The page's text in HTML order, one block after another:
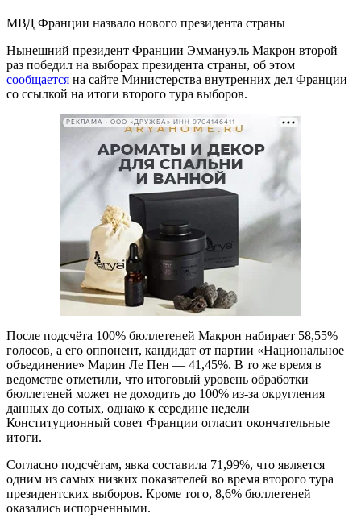
МВД Франции назвало нового президента страны
Нынешний президент Франции Эммануэль Макрон второй
раз победил на выборах президента страны, об этом
сообщается на сайте Министерства внутренних дел Франции
со ссылкой на итоги второго тура выборов.
РЕКЛАМА • ООО «ДРУЖБА» ИНН 9704146411
После подсчёта 100% бюллетеней Макрон набирает 58,55%
голосов, а его оппонент, кандидат от партии «Национальное
объединение» Марин Ле Пен — 41,45%. В то же время в
ведомстве отметили, что итоговый уровень обработки
бюллетеней может не доходить до 100% из-за округления
данных до сотых, однако к середине недели
Конституционный совет Франции огласит окончательные
итоги.
Согласно подсчётам, явка составила 71,99%, что является
одним из самых низких показателей во время второго тура
президентских выборов. Кроме того, 8,6% бюллетеней
оказались испорченными.